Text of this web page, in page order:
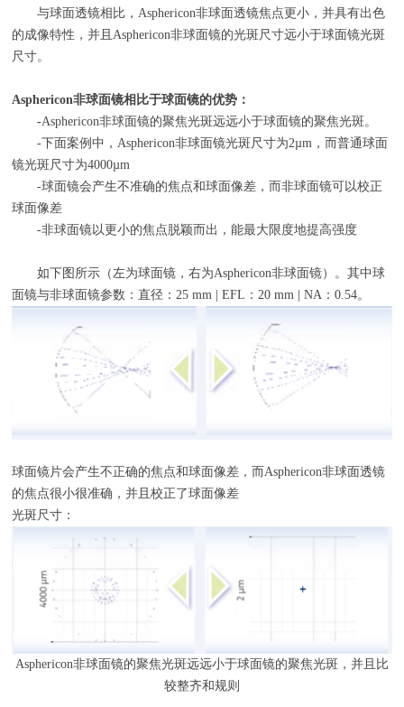
与球面透镜相比，Asphericon非球面透镜焦点更小，并具有出色
的成像特性，并且Asphericon非球面镜的光斑尺寸远小于球面镜光斑
尺寸。
Asphericon非球面镜相比于球面镜的优势：
-Asphericon非球面镜的聚焦光斑远远小于球面镜的聚焦光斑。
-下面案例中， Asphericon非球面镜光斑尺寸为2µm，而普通球面
镜光斑尺寸为4000µm
-球面镜会产生不准确的焦点和球面像差，而非球面镜可以校正
球面像差
-非球面镜以更小的焦点脱颖而出，能最大限度地提高强度
如下图所示（左为球面镜，右为Asphericon非球面镜）。其中球
面镜与非球面镜参数：直径：25 mm | EFL ：20 mm | NA ：0.54。
球面镜片会产生不正确的焦点和球面像差，而Asphericon非球面透镜
的焦点很小很准确，并且校正了球面像差
光斑尺寸：
Asphericon非球面镜的聚焦光斑远远小于球面镜的聚焦光斑，并且比
较整齐和规则